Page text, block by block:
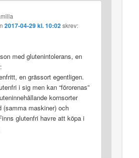
2017-04-29 kl. 10:02 skrev:
med glutenintolerans, en
en grässort egentligen.
i sig men kan “förorenas”
kornsorter
(samma maskiner) och
glutenfri havre att köpa i